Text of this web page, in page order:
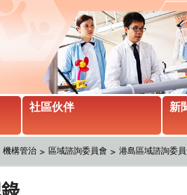
社區伙伴 新
機構管治 區域諮詢委員會 港島區域諮詢委